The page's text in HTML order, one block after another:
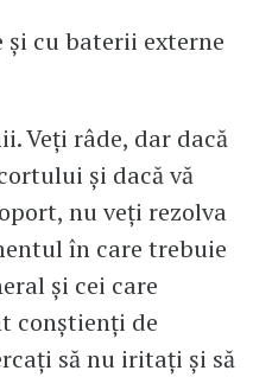
cu baterii externe
Veți râde, dar dacă
și dacă vă
nu veți rezolva
în care trebuie
și cei care
conștienți de
să nu iritați și să